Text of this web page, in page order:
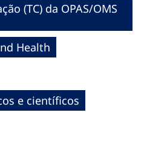
(TC) da OPAS/OMS
Health
e científicos